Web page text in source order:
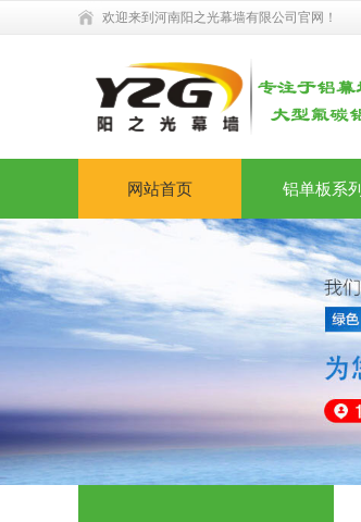
欢迎来到河南阳之光幕墙有限公司官网！
网站首页 铝单板系列